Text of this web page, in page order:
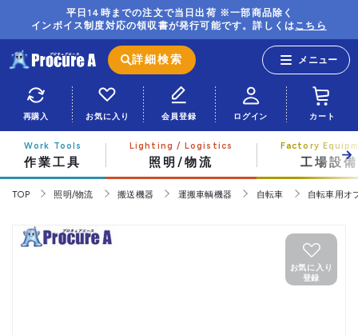
平日14時までの注文で当日出荷 ※一部商品除く
インボイス制度対応の領収書が発行可能です。詳しくはこちら
詳細検索
再購入 お気に入り 会員登録 ログイン カート
作業工具 照明/物流 工場設備
TOP 照明/物流 搬送機器 運搬車輌機器 自転車 自転車用オ
お気に入り
登録